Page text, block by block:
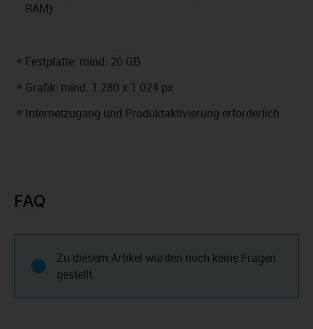
RAM)
Festplatte: mind. 20 GB
Grafik: mind. 1.280 x 1.024 px
Internetzugang und Produktaktivierung erforderlich
FAQ
Zu diesem Artikel wurden noch keine Fragen
gestellt.